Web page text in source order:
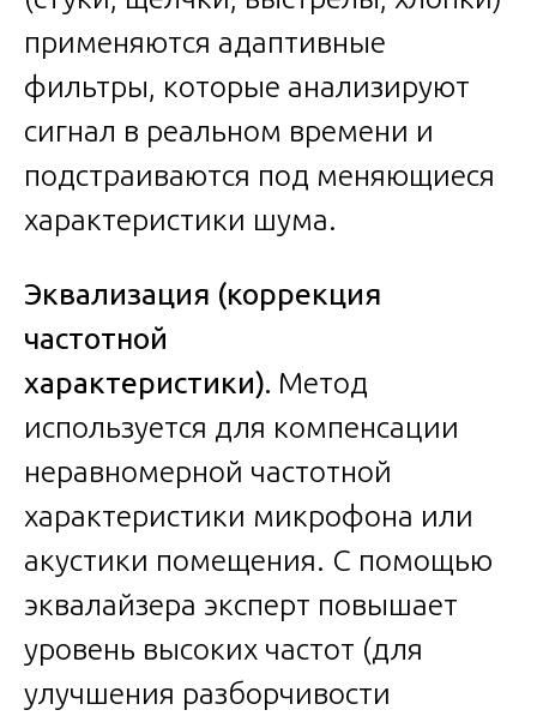
применяются адаптивные
фильтры, которые анализируют
сигнал в реальном времени и
подстраиваются под меняющиеся
характеристики шума.
Эквализация (коррекция
частотной
характеристики). Метод
используется для компенсации
неравномерной частотной
характеристики микрофона или
акустики помещения. С помощью
эквалайзера эксперт повышает
уровень высоких частот (для
улучшения разборчивости